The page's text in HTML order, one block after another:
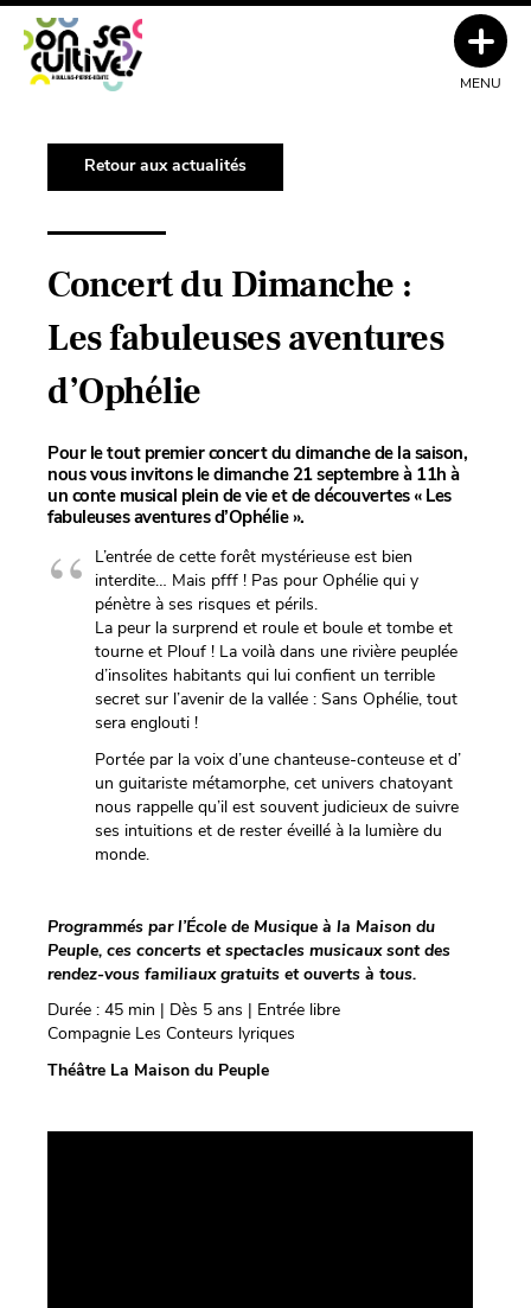
Retour aux actualités
Concert du Dimanche :
Les fabuleuses aventures
d’Ophélie
Pour le tout premier concert du dimanche de la saison,
nous vous invitons le dimanche 21 septembre à 11h à
un conte musical plein de vie et de découvertes « Les
fabuleuses aventures d’Ophélie ».
L’entrée de cette forêt mystérieuse est bien
interdite… Mais pfff ! Pas pour Ophélie qui y
pénètre à ses risques et périls.
La peur la surprend et roule et boule et tombe et
tourne et Plouf ! La voilà dans une rivière peuplée
d’insolites habitants qui lui confient un terrible
secret sur l’avenir de la vallée : Sans Ophélie, tout
sera englouti !
Portée par la voix d’une chanteuse-conteuse et d’
un guitariste métamorphe, cet univers chatoyant
nous rappelle qu’il est souvent judicieux de suivre
ses intuitions et de rester éveillé à la lumière du
monde.
Programmés par l’École de Musique à la Maison du
Peuple, ces concerts et spectacles musicaux sont des
rendez-vous familiaux gratuits et ouverts à tous.
Durée : 45 min | Dès 5 ans | Entrée libre
Compagnie Les Conteurs lyriques
Théâtre La Maison du Peuple
MENU